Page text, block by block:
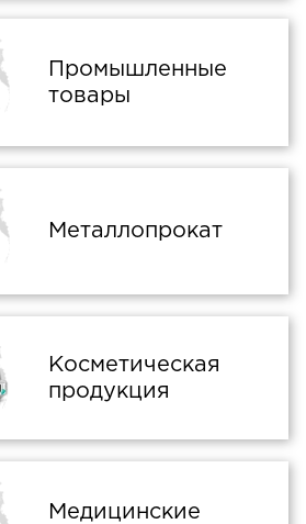
Промышленные
товары
Металлопрокат
Косметическая
продукция
Медицинские